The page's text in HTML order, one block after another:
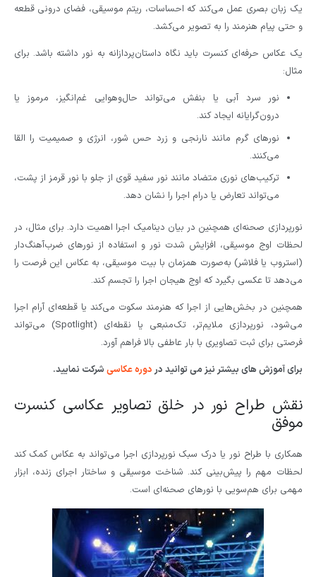
یک زبان بصری عمل می‌کند که احساسات، ریتم موسیقی، فضای درونی قطعه
و حتی پیام هنرمند را به تصویر می‌کشد.
یک عکاس حرفه‌ای کنسرت باید نگاه داستان‌پردازانه به نور داشته باشد. برای
مثال:
نور سرد آبی یا بنفش می‌تواند حال‌وهوایی غم‌انگیز، مرموز یا
درون‌گرایانه ایجاد کند.
نورهای گرم مانند نارنجی و زرد حس شور، انرژی و صمیمیت را القا
می‌کنند.
ترکیب‌های نوری متضاد مانند نور سفید قوی از جلو با نور قرمز از پشت،
می‌تواند تعارض یا درام اجرا را نشان دهد.
نورپردازی صحنه‌ای همچنین در بیان دینامیک اجرا اهمیت دارد. برای مثال، در
لحظات اوج موسیقی، افزایش شدت نور و استفاده از نورهای ضرب‌آهنگ‌دار
(استروب یا فلاشر) به‌صورت همزمان با بیت موسیقی، به عکاس این فرصت را
می‌دهد تا عکسی بگیرد که اوج هیجان اجرا را تجسم کند.
همچنین در بخش‌هایی از اجرا که هنرمند سکوت می‌کند یا قطعه‌ای آرام اجرا
می‌شود، نورپردازی ملایم‌تر، تک‌منبعی یا نقطه‌ای (Spotlight) می‌تواند
فرصتی برای ثبت تصاویری با بار عاطفی بالا فراهم آورد.
برای آموزش های بیشتر نیز می توانید در دوره عکاسی شرکت نمایید.
نقش طراح نور در خلق تصاویر عکاسی کنسرت
موفق
همکاری با طراح نور یا درک سبک نورپردازی اجرا می‌تواند به عکاس کمک کند
لحظات مهم را پیش‌بینی کند. شناخت موسیقی و ساختار اجرای زنده، ابزار
مهمی برای هم‌سویی با نورهای صحنه‌ای است.